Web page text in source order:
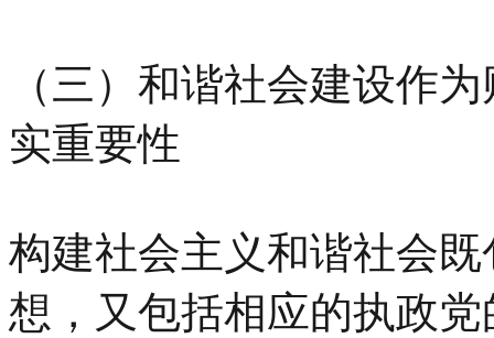
（三）和谐社会建设作
实重要性
构建社会主义和谐社会
想，又包括相应的执政